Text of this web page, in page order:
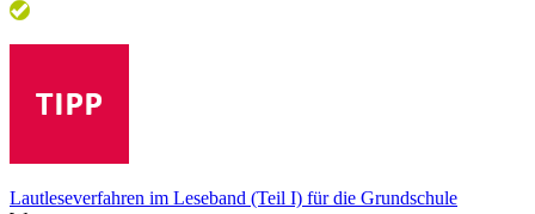
Lautleseverfahren im Leseband (Teil I) für die Grundschule